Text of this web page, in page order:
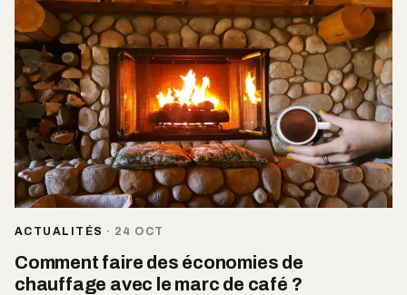
ACTUALITÉS · 24 OCT
Comment faire des économies de
chauffage avec le marc de café ?